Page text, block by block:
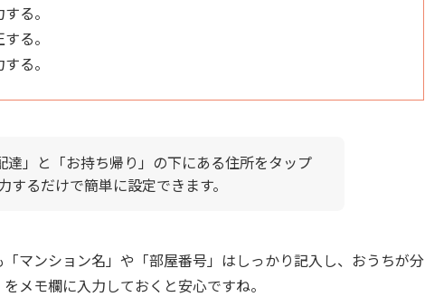
る。
る。
る。
達」と「お持ち帰り」の下にある住所をタップ
するだけで簡単に設定できます。
マンション名」や「部屋番号」はしっかり記入し、おうちが分
メモ欄に入力しておくと安心ですね。